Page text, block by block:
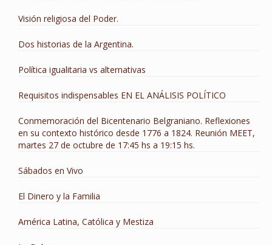
Visión religiosa del Poder.
Dos historias de la Argentina.
Política igualitaria vs alternativas
Requisitos indispensables EN EL ANÁLISIS POLÍTICO
Conmemoración del Bicentenario Belgraniano. Reflexiones
en su contexto histórico desde 1776 a 1824. Reunión MEET,
martes 27 de octubre de 17:45 hs a 19:15 hs.
Sábados en Vivo
El Dinero y la Familia
América Latina, Católica y Mestiza